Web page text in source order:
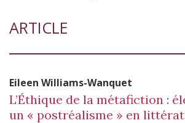
ARTICLE
Eileen Williams-Wanquet
L’Éthique de la métafiction :
un « postréalisme » en